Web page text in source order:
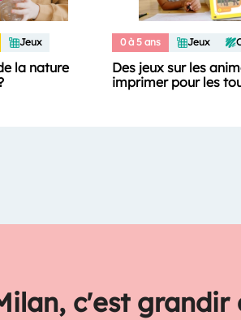
Jeux
la nature
0 à 5 ans Jeux
Des jeux sur les
imprimer pour les
c'est grandir